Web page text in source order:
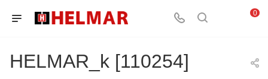
0
HELMAR_k [110254]